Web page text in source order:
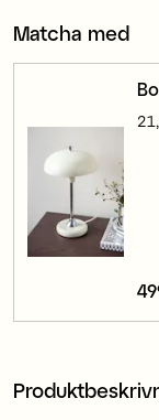
Matcha med